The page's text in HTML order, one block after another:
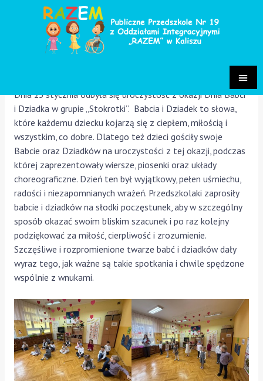
Dzień Babci i Dziadka
Dnia 23 stycznia odbyła się uroczystość z okazji Dnia Babci
i Dziadka w grupie „Stokrotki”. Babcia i Dziadek to słowa,
które każdemu dziecku kojarzą się z ciepłem, miłością i
wszystkim, co dobre. Dlatego też dzieci gościły swoje
Babcie oraz Dziadków na uroczystości z tej okazji, podczas
której zaprezentowały wiersze, piosenki oraz układy
choreograficzne. Dzień ten był wyjątkowy, pełen uśmiechu,
radości i niezapomnianych wrażeń. Przedszkolaki zaprosiły
babcie i dziadków na słodki poczęstunek, aby w szczególny
sposób okazać swoim bliskim szacunek i po raz kolejny
podziękować za miłość, cierpliwość i zrozumienie.
Szczęśliwe i rozpromienione twarze babć i dziadków dały
wyraz tego, jak ważne są takie spotkania i chwile spędzone
wspólnie z wnukami.